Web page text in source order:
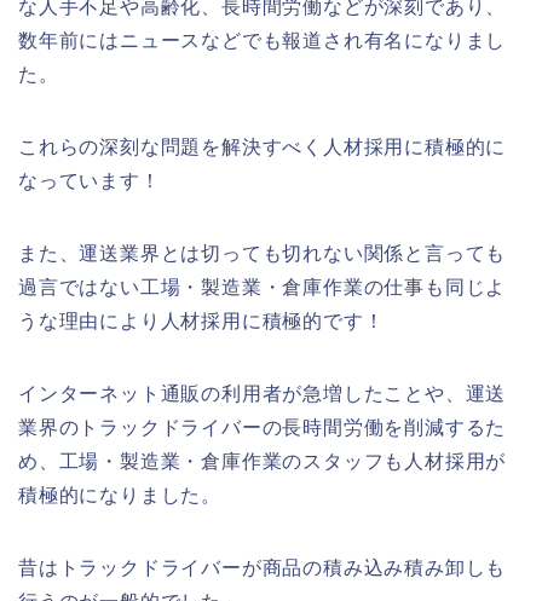
な人手不足や高齢化、長時間労働などが深刻であり、
数年前にはニュースなどでも報道され有名になりまし
た。
これらの深刻な問題を解決すべく人材採用に積極的に
なっています！
また、運送業界とは切っても切れない関係と言っても
過言ではない工場・製造業・倉庫作業の仕事も同じよ
うな理由により人材採用に積極的です！
インターネット通販の利用者が急増したことや、運送
業界のトラックドライバーの長時間労働を削減するた
め、工場・製造業・倉庫作業のスタッフも人材採用が
積極的になりました。
昔はトラックドライバーが商品の積み込み積み卸しも